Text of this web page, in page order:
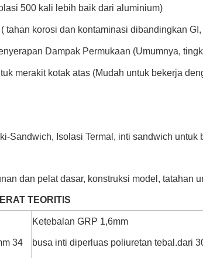
500 kali lebih baik dari aluminium)
tahan korosi dan kontaminasi dibandingkan GI,
Dampak Permukaan (Umumnya,
merakit kotak atas (Mudah untuk bekerja
Sandwich, Isolasi Termal, inti sandwich
dan pelat dasar, konstruksi model, tatahan
TEORITIS
34
Ketebalan GRP 1,6mm
busa inti diperluas poliuretan tebal.dari